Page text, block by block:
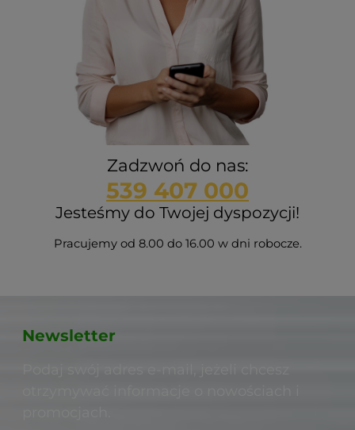
Zadzwoń do nas:
539 407 000
Jesteśmy do Twojej dyspozycji!
Pracujemy od 8.00 do 16.00 w dni robocze.
Newsletter